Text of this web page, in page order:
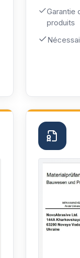
Garantie
produits